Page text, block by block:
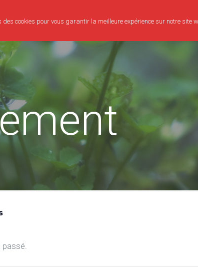
passé.
des cookies pour vous garantir la meilleure expérience sur notre